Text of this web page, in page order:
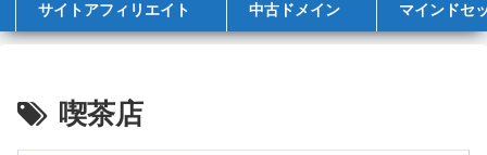
サイトアフィリエイト 中古ドメイン マインドセ
喫茶店